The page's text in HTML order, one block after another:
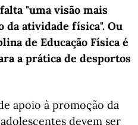
falta "uma visão mais
da atividade física". Ou
de Educação Física é
a prática de desportos
apoio à promoção da
devem ser